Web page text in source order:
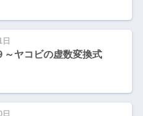
～ヤコビの虚数変換式